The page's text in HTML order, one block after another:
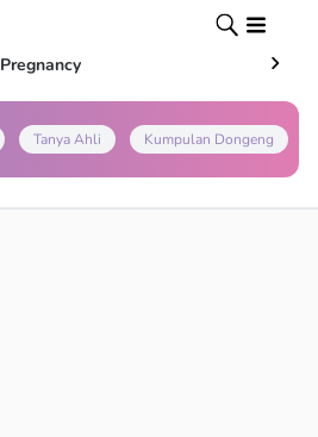
Pregnancy
Tanya Ahli Kumpulan Dongeng